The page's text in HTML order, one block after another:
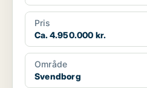
Pris
Ca. 4.950.000 kr.
Område
Svendborg